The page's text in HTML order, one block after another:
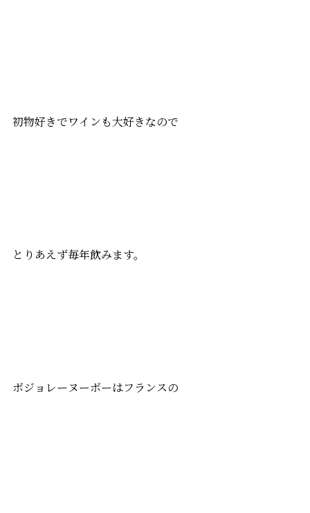
初物好きでワインも大好きなので
とりあえず毎年飲みます。
ボジョレーヌーボーはフランスの